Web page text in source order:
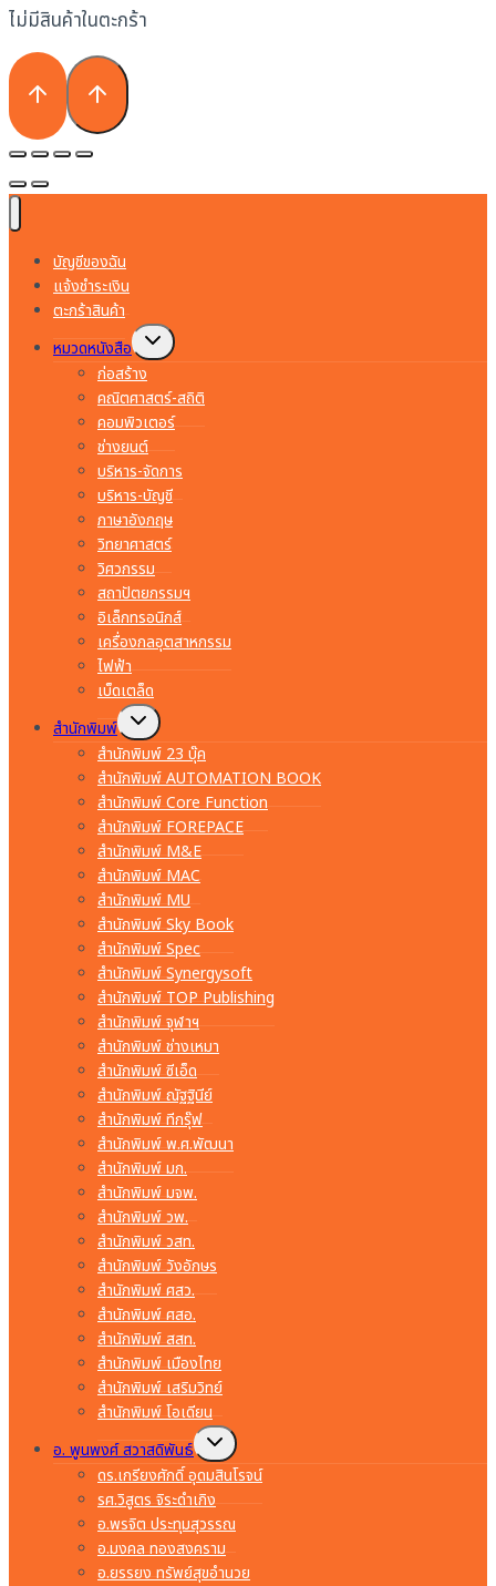
ไม่มีสินค้าในตะกร้า
บัญชีของฉัน
แจ้งชำระเงิน
ตะกร้าสินค้า
หมวดหนังสือ
Toggle
child
menu
ก่อสร้าง
คณิตศาสตร์-สถิติ
คอมพิวเตอร์
ช่างยนต์
บริหาร-จัดการ
บริหาร-บัญชี
ภาษาอังกฤษ
วิทยาศาสตร์
วิศวกรรม
สถาปัตยกรรมฯ
อิเล็กทรอนิกส์
เครื่องกลอุตสาหกรรม
ไฟฟ้า
เบ็ดเตล็ด
สำนักพิมพ์
Toggle
child
menu
สำนักพิมพ์ 23 บุ๊ค
สำนักพิมพ์ AUTOMATION BOOK
สำนักพิมพ์ Core Function
สำนักพิมพ์ FOREPACE
สำนักพิมพ์ M&E
สำนักพิมพ์ MAC
สำนักพิมพ์ MU
สำนักพิมพ์ Sky Book
สำนักพิมพ์ Spec
สำนักพิมพ์ Synergysoft
สำนักพิมพ์ TOP Publishing
สำนักพิมพ์ จุฬาฯ
สำนักพิมพ์ ช่างเหมา
สำนักพิมพ์ ซีเอ็ด
สำนักพิมพ์ ณัฐฐินีย์
สำนักพิมพ์ ทีกรุ๊ฟ
สำนักพิมพ์ พ.ศ.พัฒนา
สำนักพิมพ์ มก.
สำนักพิมพ์ มจพ.
สำนักพิมพ์ วพ.
สำนักพิมพ์ วสท.
สำนักพิมพ์ วังอักษร
สำนักพิมพ์ ศสว.
สำนักพิมพ์ ศสอ.
สำนักพิมพ์ สสท.
สำนักพิมพ์ เมืองไทย
สำนักพิมพ์ เสริมวิทย์
สำนักพิมพ์ โอเดียน
อ. พูนพงศ์ สวาสดิพันธ์
Toggle
child
menu
ดร.เกรียงศักดิ์ อุดมสินโรจน์
รศ.วิสูตร จิระดำเกิง
อ.พรจิต ประทุมสุวรรณ
อ.มงคล ทองสงคราม
อ.ยรรยง ทรัพย์สุขอำนวย